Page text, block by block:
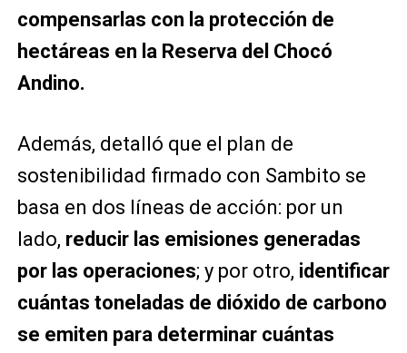
compensarlas con la protección de
hectáreas en la Reserva del Chocó
Andino.
Además, detalló que el plan de
sostenibilidad firmado con Sambito se
basa en dos líneas de acción: por un
lado, reducir las emisiones generadas
por las operaciones; y por otro, identificar
cuántas toneladas de dióxido de carbono
se emiten para determinar cuántas